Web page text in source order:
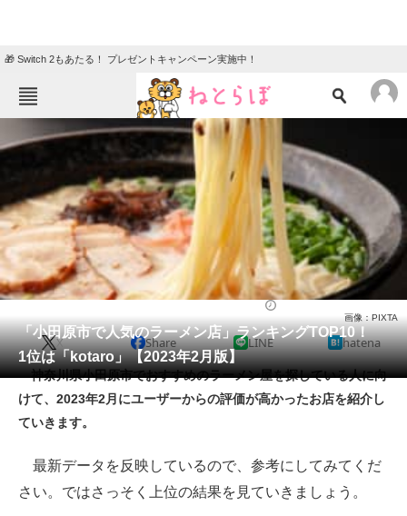
🎁 Switch 2もあたる！ プレゼントキャンペーン実施中！
ねとらぼメニュー
TOP
クイズ
グルメ 地域
住まい 教育・育児
動物 リサーチ
会員記事
メディア
注目記事を集めた総合ページ
スマホと通信の最新トレンド
「小田原市で人気のラーメン店」ランキングTOP10！
1位は「kotaro」【2023年2月版】
画像：PIXTA
X Share LINE hatena
神奈川県小田原市でおすすめのラーメン屋を探している人に向
けて、2023年2月にユーザーからの評価が高かったお店を紹介し
ていきます。
最新データを反映しているので、参考にしてみてくだ
さい。ではさっそく上位の結果を見ていきましょう。